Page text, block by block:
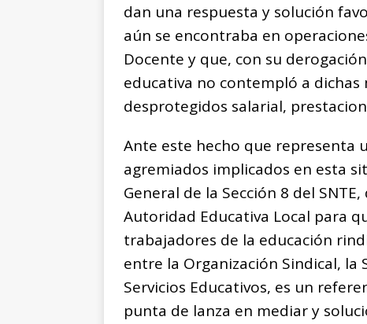
dan una respuesta y solución
aún se encontraba en
Docente y que, con su
educativa no contempló a
desprotegidos salarial,
Ante este hecho que representa
agremiados implicados en esta
General de la Sección 8 del
Autoridad Educativa Local para
trabajadores de la educación
entre la Organización Sindical, la
Servicios Educativos, es un
punta de lanza en mediar y